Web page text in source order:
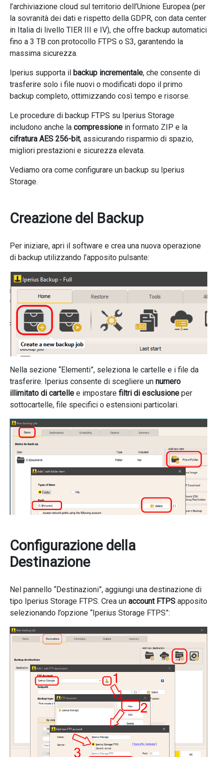
l’archiviazione cloud sul territorio dell’Unione Europea (per
la sovranità dei dati e rispetto della GDPR, con data center
in Italia di livello TIER III e IV), che offre backup automatici
fino a 3 TB con protocollo FTPS o S3, garantendo la
massima sicurezza.
Iperius supporta il backup incrementale, che consente di
trasferire solo i file nuovi o modificati dopo il primo
backup completo, ottimizzando così tempo e risorse.
Le procedure di backup FTPS su Iperius Storage
includono anche la compressione in formato ZIP e la
cifratura AES 256-bit, assicurando risparmio di spazio,
migliori prestazioni e sicurezza elevata.
Vediamo ora come configurare un backup su Iperius
Storage.
Creazione del Backup
Per iniziare, apri il software e crea una nuova operazione
di backup utilizzando l’apposito pulsante:
Nella sezione “Elementi”, seleziona le cartelle e i file da
trasferire. Iperius consente di scegliere un numero
illimitato di cartelle e impostare filtri di esclusione per
sottocartelle, file specifici o estensioni particolari.
Configurazione della
Destinazione
Nel pannello “Destinazioni”, aggiungi una destinazione di
tipo Iperius Storage FTPS. Crea un account FTPS apposito
selezionando l’opzione “Iperius Storage FTPS”: